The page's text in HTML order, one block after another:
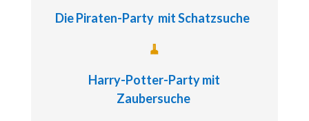
Die Piraten-Party mit Schatzsuche
🧹
Harry-Potter-Partymit
Zaubersuche